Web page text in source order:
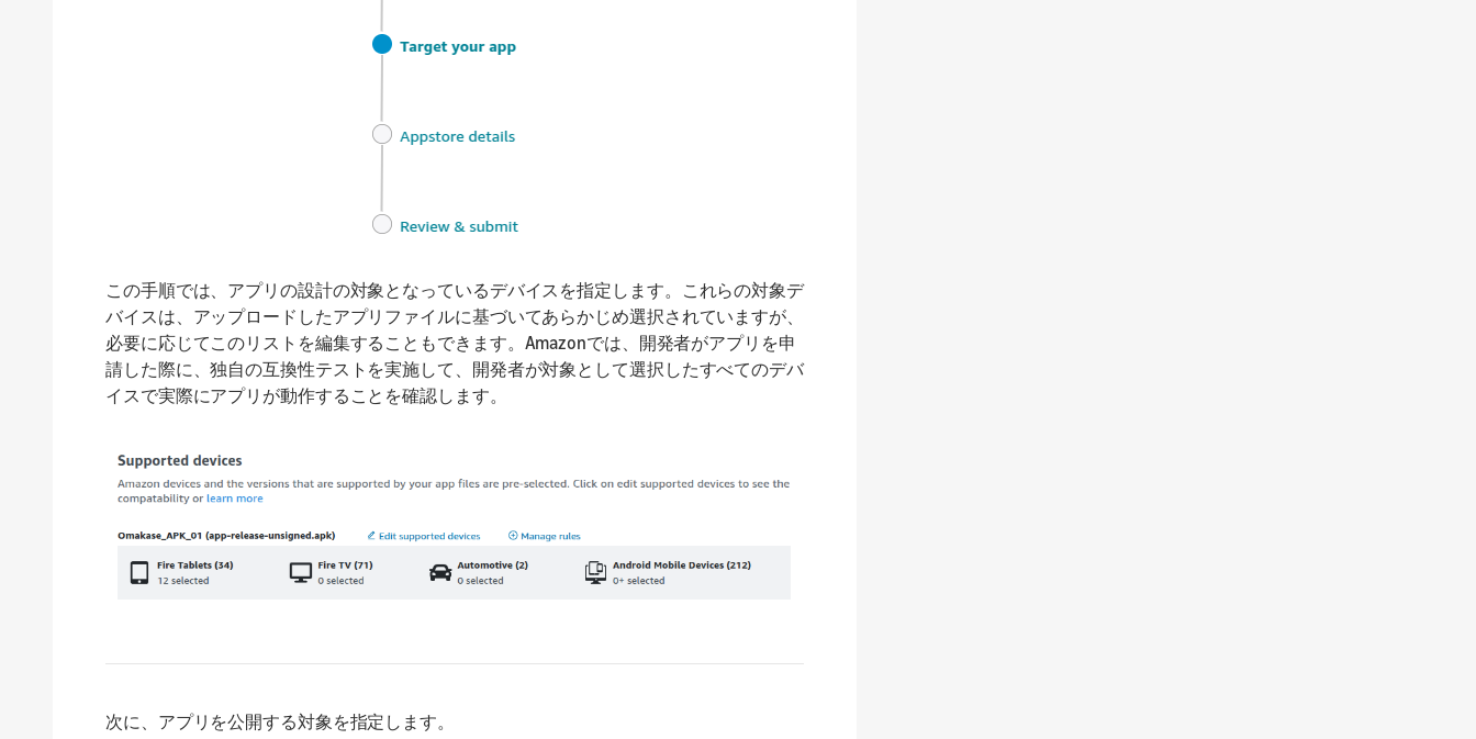
この手順では、アプリの設計の対象となっているデバイスを指定します。これらの対象デ
バイスは、アップロードしたアプリファイルに基づいてあらかじめ選択されていますが、
必要に応じてこのリストを編集することもできます。Amazonでは、開発者がアプリを申
請した際に、独自の互換性テストを実施して、開発者が対象として選択したすべてのデバ
イスで実際にアプリが動作することを確認します。
次に、アプリを公開する対象を指定します。